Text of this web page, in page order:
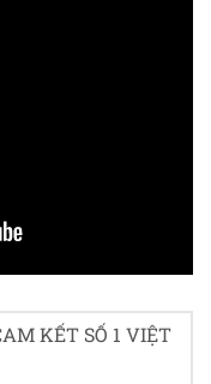
chọn)
KẾT SỐ 1 VIỆT